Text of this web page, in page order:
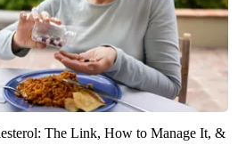
The Link, How to Manage It, &